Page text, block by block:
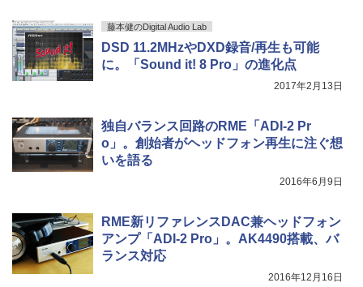
藤本健のDigital Audio Lab
DSD 11.2MHzやDXD録音/再生も可能
に。「Sound it! 8 Pro」の進化点
2017年2月13日
独自バランス回路のRME「ADI-2 Pr
o」。創始者がヘッドフォン再生に注ぐ想
いを語る
2016年6月9日
RME新リファレンスDAC兼ヘッドフォン
アンプ「ADI-2 Pro」。AK4490搭載、バ
ランス対応
2016年12月16日